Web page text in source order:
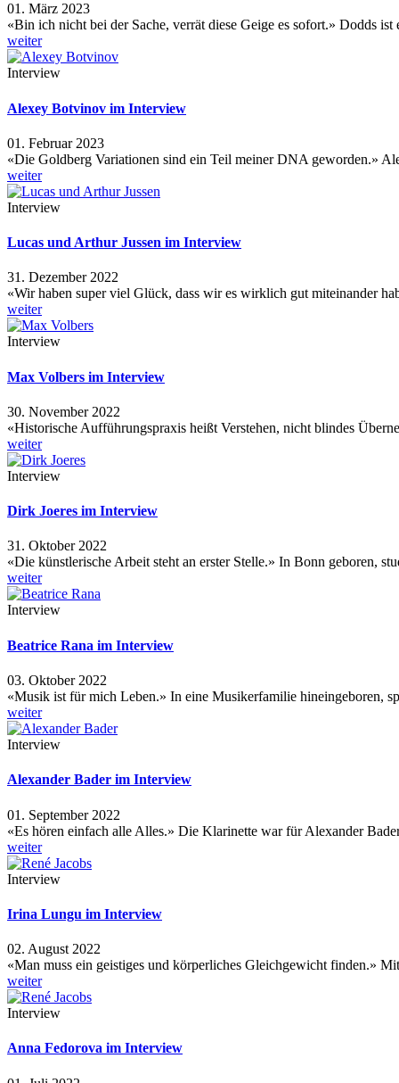
01. März 2023
«Bin ich nicht bei der Sache, verrät diese Geige es sofort.» Dodds
weiter
Interview
Alexey Botvinov im Interview
01. Februar 2023
«Die Goldberg Variationen sind ein Teil meiner DNA geworden.»
weiter
Interview
Lucas und Arthur Jussen im Interview
31. Dezember 2022
«Wir haben super viel Glück, dass wir es wirklich gut miteinander
weiter
Interview
Max Volbers im Interview
30. November 2022
«Historische Aufführungspraxis heißt Verstehen, nicht blindes
weiter
Interview
Dirk Joeres im Interview
31. Oktober 2022
«Die künstlerische Arbeit steht an erster Stelle.» In Bonn geboren,
weiter
Interview
Beatrice Rana im Interview
03. Oktober 2022
«Musik ist für mich Leben.» In eine Musikerfamilie hineingeboren,
weiter
Interview
Alexander Bader im Interview
01. September 2022
«Es hören einfach alle Alles.» Die Klarinette war für Alexander
weiter
Interview
Irina Lungu im Interview
02. August 2022
«Man muss ein geistiges und körperliches Gleichgewicht finden.»
weiter
Interview
Anna Fedorova im Interview